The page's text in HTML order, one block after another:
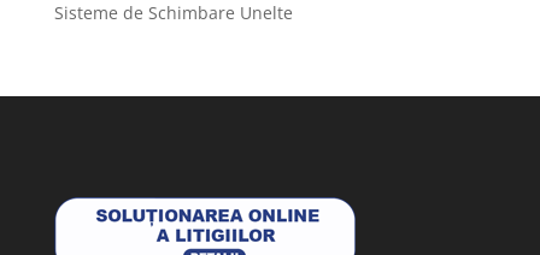
Sisteme de Schimbare Unelte